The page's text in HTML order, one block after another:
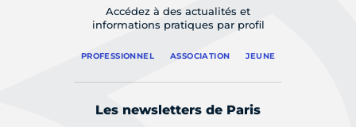
Accédez à des actualités et
informations pratiques par profil
PROFESSIONNEL ASSOCIATION JEUNE
Les newsletters de Paris